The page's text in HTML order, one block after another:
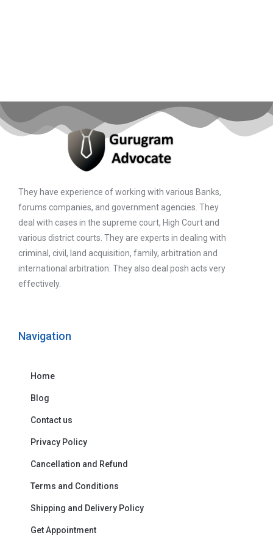
They have experience of working with various Banks,
forums companies, and government agencies. They
deal with cases in the supreme court, High Court and
various district courts. They are experts in dealing with
criminal, civil, land acquisition, family, arbitration and
international arbitration. They also deal posh acts very
effectively.
Navigation
Home
Blog
Contact us
Privacy Policy
Cancellation and Refund
Terms and Conditions
Shipping and Delivery Policy
Get Appointment